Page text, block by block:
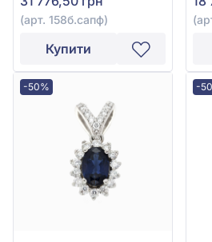
(арт. 158б.сапф)
Купити
-50% -